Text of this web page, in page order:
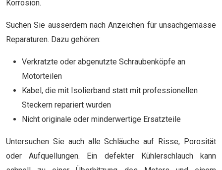
Korrosion.
Suchen Sie ausserdem nach Anzeichen für unsachgemässe
Reparaturen. Dazu gehören:
Verkratzte oder abgenutzte Schraubenköpfe an
Motorteilen
Kabel, die mit Isolierband statt mit professionellen
Steckern repariert wurden
Nicht originale oder minderwertige Ersatzteile
Untersuchen Sie auch alle Schläuche auf Risse, Porosität
oder Aufquellungen. Ein defekter Kühlerschlauch kann